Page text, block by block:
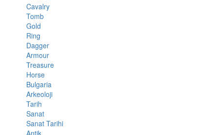
Cavalry
Tomb
Gold
Ring
Dagger
Armour
Treasure
Horse
Bulgaria
Arkeoloji
Tarih
Sanat
Sanat Tarihi